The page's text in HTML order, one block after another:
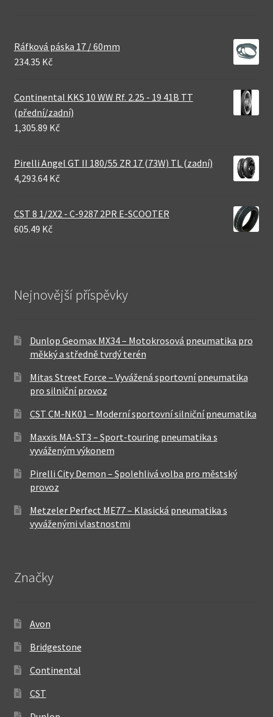
Ráfková páska 17 / 60mm
234.35 Kč
Continental KKS 10 WW Rf. 2.25 - 19 41B TT
(přední/zadní)
1,305.89 Kč
Pirelli Angel GT II 180/55 ZR 17 (73W) TL (zadní)
4,293.64 Kč
CST 8 1/2X2 - C-9287 2PR E-SCOOTER
605.49 Kč
Nejnovější příspěvky
Dunlop Geomax MX34 – Motokrosová pneumatika pro
měkký a středně tvrdý terén
Mitas Street Force – Vyvážená sportovní pneumatika
pro silniční provoz
CST CM-NK01 – Moderní sportovní silniční pneumatika
Maxxis MA-ST3 – Sport-touring pneumatika s
vyváženým výkonem
Pirelli City Demon – Spolehlivá volba pro městský
provoz
Metzeler Perfect ME77 – Klasická pneumatika s
vyváženými vlastnostmi
Značky
Avon
Bridgestone
Continental
CST